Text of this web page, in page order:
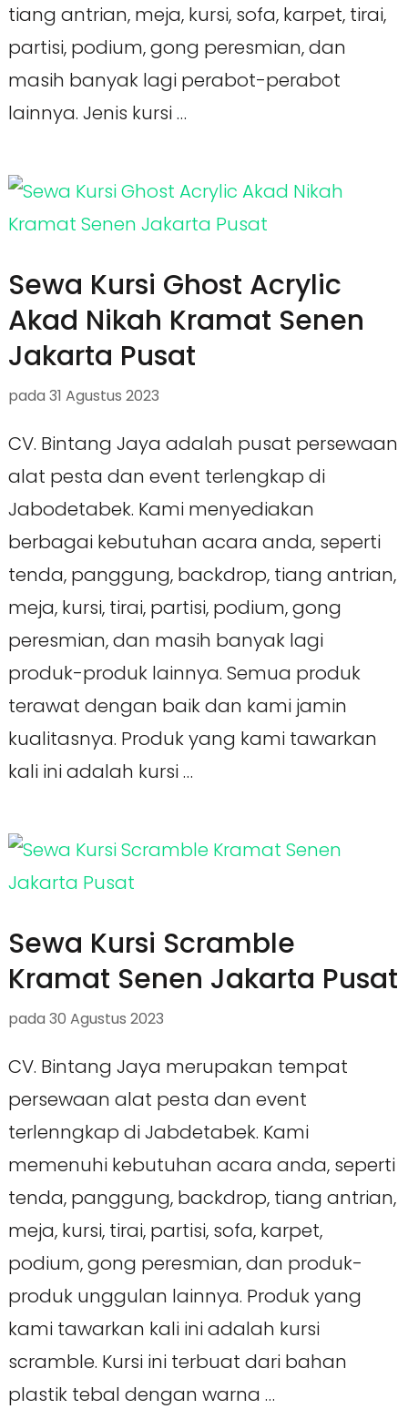
tiang antrian, meja, kursi, sofa, karpet, tirai,
partisi, podium, gong peresmian, dan
masih banyak lagi perabot-perabot
lainnya. Jenis kursi …
Sewa Kursi Ghost Acrylic
Akad Nikah Kramat Senen
Jakarta Pusat
pada 31 Agustus 2023
CV. Bintang Jaya adalah pusat persewaan
alat pesta dan event terlengkap di
Jabodetabek. Kami menyediakan
berbagai kebutuhan acara anda, seperti
tenda, panggung, backdrop, tiang antrian,
meja, kursi, tirai, partisi, podium, gong
peresmian, dan masih banyak lagi
produk-produk lainnya. Semua produk
terawat dengan baik dan kami jamin
kualitasnya. Produk yang kami tawarkan
kali ini adalah kursi …
Sewa Kursi Scramble
Kramat Senen Jakarta Pusat
pada 30 Agustus 2023
CV. Bintang Jaya merupakan tempat
persewaan alat pesta dan event
terlenngkap di Jabdetabek. Kami
memenuhi kebutuhan acara anda, seperti
tenda, panggung, backdrop, tiang antrian,
meja, kursi, tirai, partisi, sofa, karpet,
podium, gong peresmian, dan produk-
produk unggulan lainnya. Produk yang
kami tawarkan kali ini adalah kursi
scramble. Kursi ini terbuat dari bahan
plastik tebal dengan warna …